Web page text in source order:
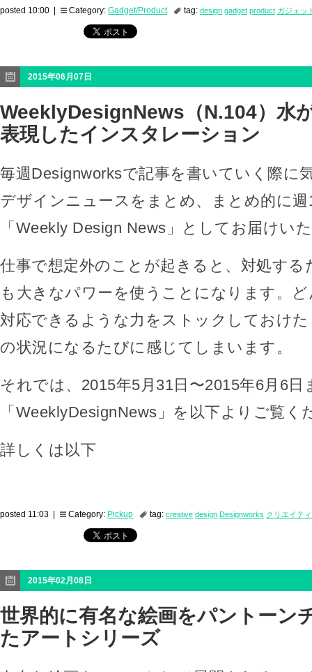
posted 10:00 | Category: Gadget/Product tag: design gadget product ガジェッ
2015年06月07日
WeeklyDesignNews（N.104）水
表現したインスタレーション
毎週Designworksで記事を書いていく際に
デザインニュースをまとめ、まとめ的に週
「Weekly Design News」としてお届けい
仕事で想定外のことが起きると、対処す
も大きなパワーを使うことになります。
対応できるような力をストックしておけ
の状況になるたびに感じてしまいます。
それでは、2015年5月31日〜2015年6月6日
「WeeklyDesignNews」を以下よりご覧く
詳しくは以下
posted 11:03 | Category: Pickup tag: creative design Designworks クリエイテ
2015年02月08日
世界的に有名な絵画をパントーン
たアートシリーズ